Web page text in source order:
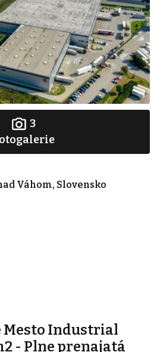
3
Váhom, Slovensko
Mesto Industrial
- Plne prenajatá